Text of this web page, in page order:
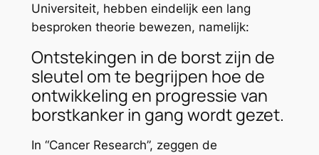
Universiteit, hebben eindelijk een lang
besproken theorie bewezen, namelijk:
Ontstekingen in de borst zijn de
sleutel om te begrijpen hoe de
ontwikkeling en progressie van
borstkanker in gang wordt gezet.
In “Cancer Research”, zeggen de